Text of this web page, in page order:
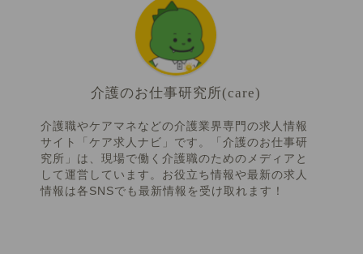
介護のお仕事研究所(care)
介護職やケアマネなどの介護業界専門の求人情報
サイト「ケア求人ナビ」です。「介護のお仕事研
究所」は、現場で働く介護職のためのメディアと
して運営しています。お役立ち情報や最新の求人
情報は各SNSでも最新情報を受け取れます！